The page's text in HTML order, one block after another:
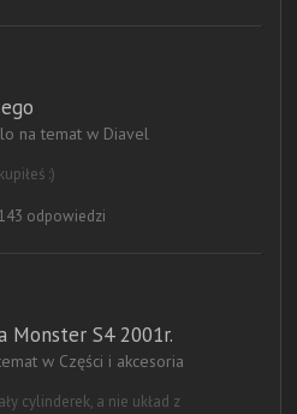
na temat w Diavel
:)
143 odpowiedzi
Monster S4 2001r.
w Części i akcesoria
cylinderek, a nie układ z